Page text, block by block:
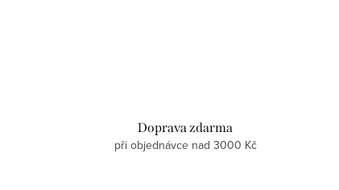
Doprava zdarma
při objednávce nad 3000 Kč